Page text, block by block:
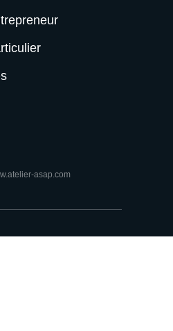
asap.com